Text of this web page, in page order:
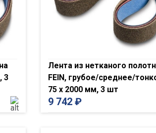
3
Лента из нетканого
FEIN, грубое/среднее/
75 x 2000 мм, 3 шт
9 742 ₽